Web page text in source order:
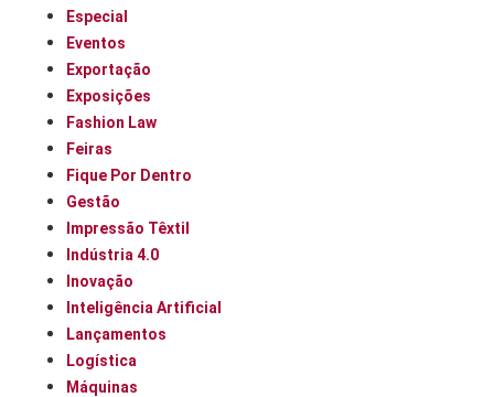
Especial
Eventos
Exportação
Exposições
Fashion Law
Feiras
Fique Por Dentro
Gestão
Impressão Têxtil
Indústria 4.0
Inovação
Inteligência Artificial
Lançamentos
Logística
Máquinas